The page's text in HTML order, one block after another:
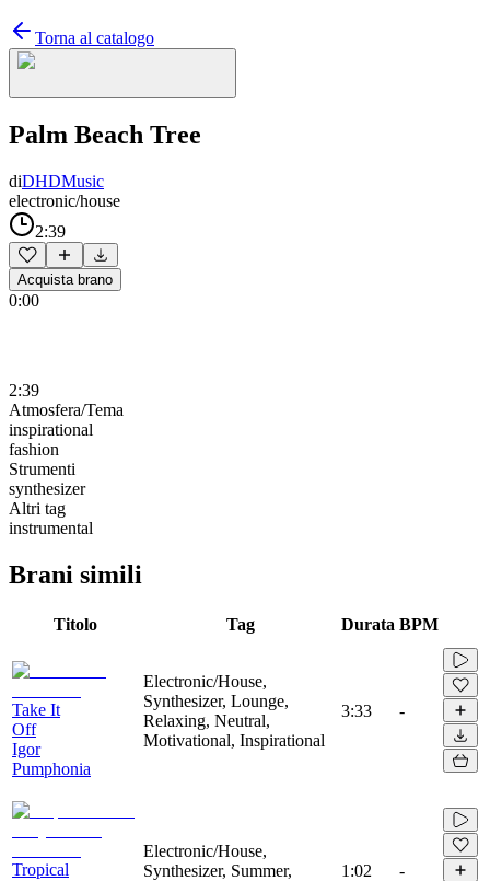
Torna al catalogo
Palm Beach Tree
diDHDMusic
electronic/house
2:39
Acquista brano
0:00
2:39
Atmosfera/Tema
inspirational
fashion
Strumenti
synthesizer
Altri tag
instrumental
Brani simili
Titolo Tag Durata BPM
Take It
Off
Igor
Pumphonia
Electronic/House,
Synthesizer, Lounge,
Relaxing, Neutral,
Motivational, Inspirational
3:33 -
Tropical
Electronic/House,
Synthesizer, Summer,
1:02 -